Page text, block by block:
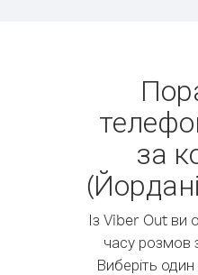
за
Із Viber Out ви
часу розмов
Виберіть